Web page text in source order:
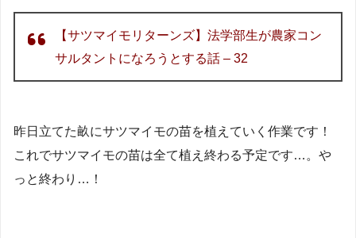
【サツマイモリターンズ】法学部生が農家コン
サルタントになろうとする話 – 32
昨日立てた畝にサツマイモの苗を植えていく作業です！
これでサツマイモの苗は全て植え終わる予定です…。や
っと終わり…！